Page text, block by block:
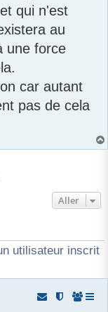
qui n'est
au
une force
car autant
pas de cela
Aller
utilisateur inscrit